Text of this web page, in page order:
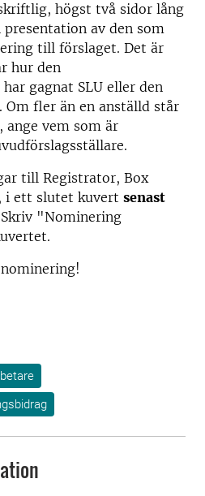
högst två sidor lång
presentation av den som
till förslaget. Det är
hur den
gagnat SLU eller den
Om fler än en anställd står
ange vem som är
till Registrator, Box
i ett slutet kuvert senast
"Nominering